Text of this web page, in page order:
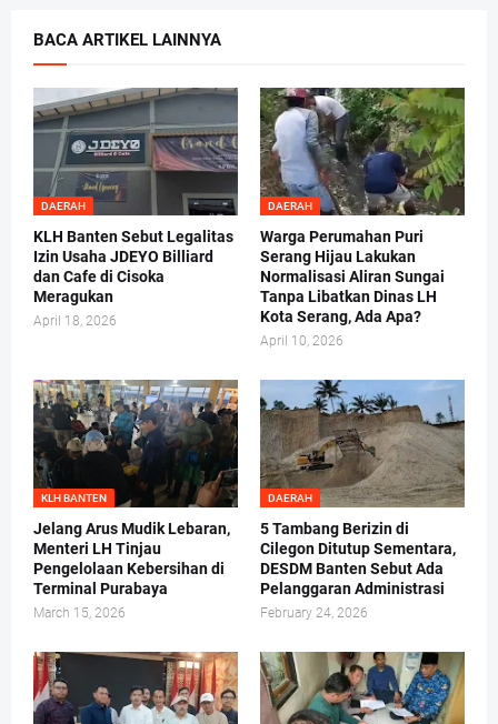
BACA ARTIKEL LAINNYA
DAERAH
KLH Banten Sebut Legalitas
Izin Usaha JDEYO Billiard
dan Cafe di Cisoka
Meragukan
April 18, 2026
DAERAH
Warga Perumahan Puri
Serang Hijau Lakukan
Normalisasi Aliran Sungai
Tanpa Libatkan Dinas LH
Kota Serang, Ada Apa?
April 10, 2026
KLH BANTEN
Jelang Arus Mudik Lebaran,
Menteri LH Tinjau
Pengelolaan Kebersihan di
Terminal Purabaya
March 15, 2026
DAERAH
5 Tambang Berizin di
Cilegon Ditutup Sementara,
DESDM Banten Sebut Ada
Pelanggaran Administrasi
February 24, 2026